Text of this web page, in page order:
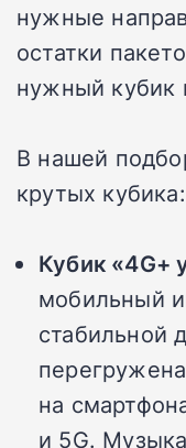
нужные
остатки
нужный кубик
В нашей
крутых кубика:
Кубик «4G+
мобильный
стабильной
на
и 5G.